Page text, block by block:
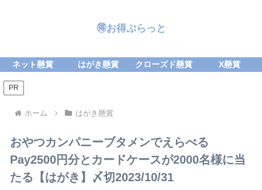
🉐お得ぷらっと
ネット懸賞 はがき懸賞 クローズド懸賞 X懸賞
PR
ホーム はがき懸賞
おやつカンパニーブタメンでえらべる
Pay2500円分とカードケースが2000名様に当
たる【はがき】〆切2023/10/31